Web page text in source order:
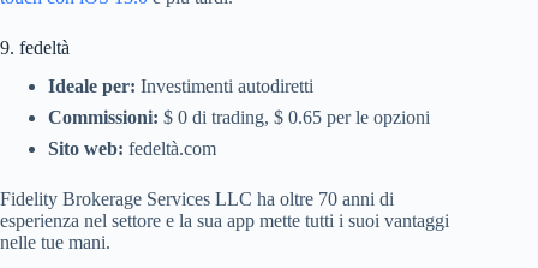
9. fedeltà
Ideale per: Investimenti autodiretti
Commissioni: $ 0 di trading, $ 0.65 per le opzioni
Sito web: fedeltà.com
Fidelity Brokerage Services LLC ha oltre 70 anni di
esperienza nel settore e la sua app mette tutti i suoi vantaggi
nelle tue mani.